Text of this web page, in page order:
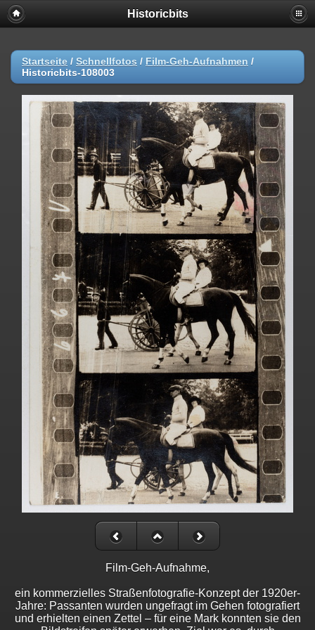
Historicbits
Startseite / Schnellfotos / Film-Geh-Aufnahmen /
Historicbits-108003
Film-Geh-Aufnahme,
ein kommerzielles Straßenfotografie-Konzept der 1920er-
Jahre: Passanten wurden ungefragt im Gehen fotografiert
und erhielten einen Zettel – für eine Mark konnten sie den